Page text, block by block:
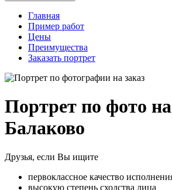
Главная
Пример работ
Цены
Преимущества
Заказать портрет
Портрет по фото на
Балаково
Друзья, если Вы ищите
первоклассное качество
высокую степень сходства лица